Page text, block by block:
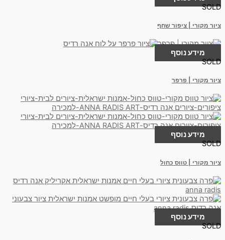
SOLD
ציור מקורי | ציפור שחף
מידע נוסף
SOLD
ציור מקורי | פרפר
מידע נוסף
SOLD
ציור מקורי | טווס כחול
מידע נוסף
SOLD